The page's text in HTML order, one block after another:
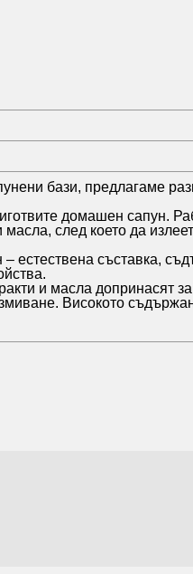
бази, предлагаме
домашен сапун.
след което да
естествена съставка,
и масла допринасят
Високото
с вода.